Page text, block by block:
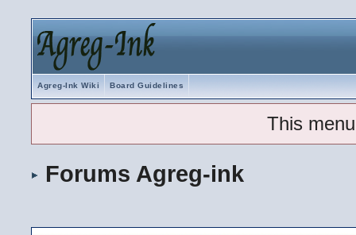
Agreg-Ink Wiki Board Guidelines
This
Forums Agreg-ink